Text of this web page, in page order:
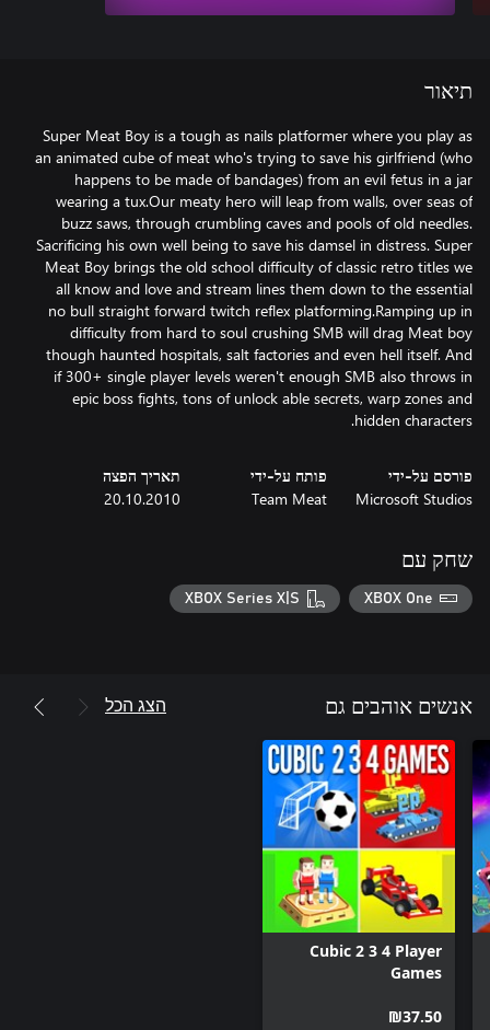
תיאור
Super Meat Boy is a tough as nails platformer where you play as
an animated cube of meat who's trying to save his girlfriend (who
happens to be made of bandages) from an evil fetus in a jar
wearing a tux.Our meaty hero will leap from walls, over seas of
buzz saws, through crumbling caves and pools of old needles.
Sacrificing his own well being to save his damsel in distress. Super
Meat Boy brings the old school difficulty of classic retro titles we
all know and love and stream lines them down to the essential
no bull straight forward twitch reflex platforming.Ramping up in
difficulty from hard to soul crushing SMB will drag Meat boy
though haunted hospitals, salt factories and even hell itself. And
if 300+ single player levels weren't enough SMB also throws in
epic boss fights, tons of unlock able secrets, warp zones and
hidden characters.
פורסם על-ידי
Microsoft Studios
פותח על-ידי
Team Meat
תאריך הפצה
20.10.2010
שחק עם
XBOX One
XBOX Series X|S
אנשים אוהבים גם הצג הכל
Cubic 2 3 4 Player
Games
‪₪‎37.50‬